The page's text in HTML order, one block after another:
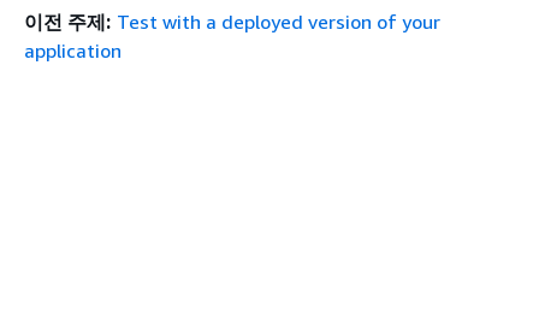
이전 주제: Test with a deployed version of your
application